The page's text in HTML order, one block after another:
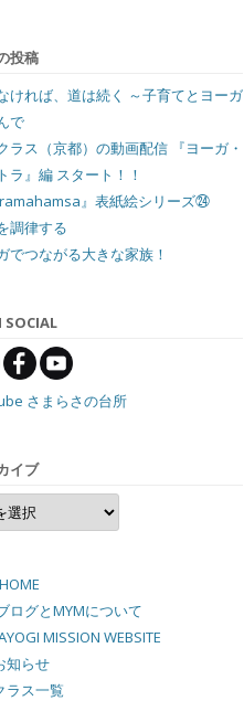
投稿
ければ、道は続く ～子育てとヨーガ
で
ラス（京都）の動画配信 『ヨーガ・
ラ』編 スタート！！
』表紙絵シリーズ㉔
調律する
でつながる大きな家族！
SOCIAL
さまらさの台所
イブ
ログとMYMについて
MISSION WEBSITE
知らせ
ラス一覧